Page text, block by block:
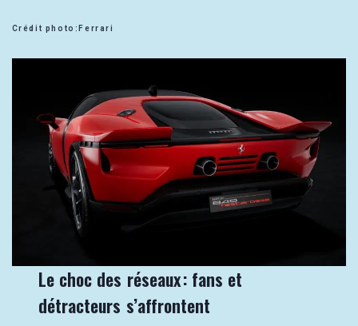
Crédit photo:Ferrari
Le choc des réseaux : fans et
détracteurs s’affrontent